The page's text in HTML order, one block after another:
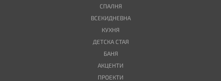
СПАЛНЯ
ВСЕКИДНЕВНА
КУХНЯ
ДЕТСКА СТАЯ
БАНЯ
АКЦЕНТИ
ПРОЕКТИ